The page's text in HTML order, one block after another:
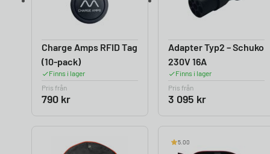
Charge Amps RFID Tag
(10-pack)
Finns i lager
Pris från
790 kr
Adapter Typ2 – Schuko
230V 16A
Finns i lager
Pris från
3 095 kr
5.00